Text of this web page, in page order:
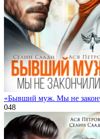
«Бывший муж. Мы не
048